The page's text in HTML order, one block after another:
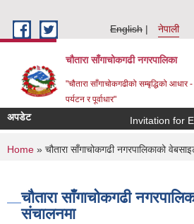
English
नेपाली
चौतारा साँगाचोकगढी नगरपालिका
"चौतारा साँगाचोकगढीको सम्बृद्धिको आधार -
पर्यटन र पूर्वाधार"
अपडेट Invitation for
You are here
Home » चौतारा साँगाचोकगढी नगरपालिकाको
चौतारा साँगाचोकगढी
संचालनमा